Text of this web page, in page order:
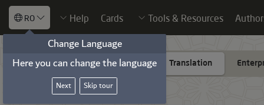
Tools & Resources
Cards
Help
RO
Translation
Add translate
Change Language
Here you can change the language
Skip tour
Next